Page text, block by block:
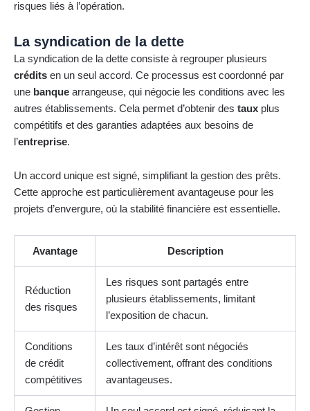
risques liés à l’opération.
La syndication de la dette
La syndication de la dette consiste à regrouper plusieurs
crédits en un seul accord. Ce processus est coordonné par
une banque arrangeuse, qui négocie les conditions avec les
autres établissements. Cela permet d’obtenir des taux plus
compétitifs et des garanties adaptées aux besoins de
l’entreprise.
Un accord unique est signé, simplifiant la gestion des prêts.
Cette approche est particulièrement avantageuse pour les
projets d’envergure, où la stabilité financière est essentielle.
Avantage Description
Réduction
des risques
Les risques sont partagés entre
plusieurs établissements, limitant
l’exposition de chacun.
Conditions
de crédit
compétitives
Les taux d’intérêt sont négociés
collectivement, offrant des conditions
avantageuses.